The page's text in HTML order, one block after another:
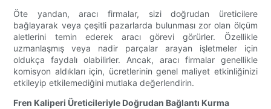
Öte yandan, aracı firmalar, sizi doğrudan üreticilere
bağlayarak veya çeşitli pazarlarda bulunması zor olan ölçüm
aletlerini temin ederek aracı görevi görürler. Özellikle
uzmanlaşmış veya nadir parçalar arayan işletmeler için
oldukça faydalı olabilirler. Ancak, aracı firmalar genellikle
komisyon aldıkları için, ücretlerinin genel maliyet etkinliğinizi
etkileyip etkilemediğini mutlaka değerlendirin.
Fren Kaliperi Üreticileriyle Doğrudan Bağlantı Kurma